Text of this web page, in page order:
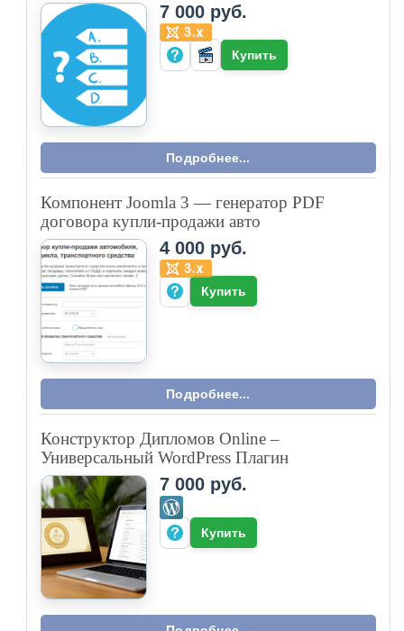
7 000 руб.
Купить
Подробнее...
Компонент Joomla 3 — генератор PDF
договора купли-продажи авто
4 000 руб.
Купить
Подробнее...
Конструктор Дипломов Online –
Универсальный WordPress Плагин
7 000 руб.
Купить